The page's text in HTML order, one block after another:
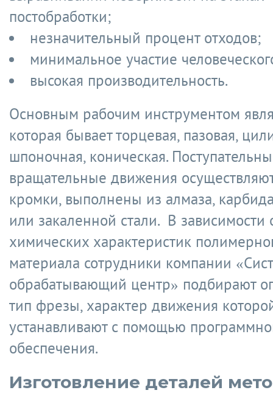
постобработки;
незначительный процент отходов;
минимальное участие
высокая производительность.
Основным рабочим инструментом
которая бывает торцевая, пазовая,
шпоночная, коническая.
вращательные движения
кромки, выполнены из алмаза,
или закаленной стали. В зависимости
химических характеристик
материала сотрудники компании
обрабатывающий центр» подбирают
тип фрезы, характер движения
устанавливают с помощью
обеспечения.
Изготовление деталей